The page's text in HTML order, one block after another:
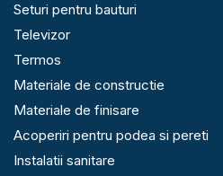
Seturi pentru bauturi
Televizor
Termos
Materiale de constructie
Materiale de finisare
Acoperiri pentru podea si pereti
Instalatii sanitare